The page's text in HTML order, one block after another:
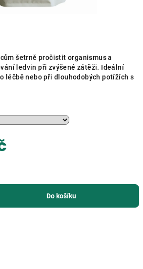
šetrně pročistit organismus a
ledvin při zvýšené zátěži. Ideální
léčbě nebo při dlouhodobých potížích s
Do košíku